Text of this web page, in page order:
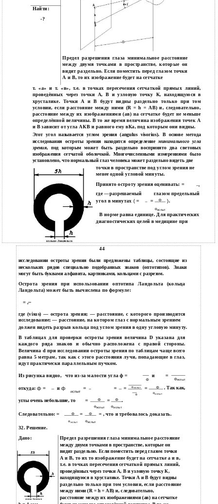
Найти:
-?
Предел разрешения глаза минимальное расстояние
между двумя точками в пространстве, которые он
видит раздельно. Если поместить перед глазом точки
А и В, то их изображение будет на сетчатке
т. «а» и т. «в», т.е. в точках пересечения сетчаткой прямых линий,
проведённых через точки А, В и узловую точку К, находящуюся в
хрусталике. Точки А и В будут видны раздельно только при том
условии, если расстояние между ними (R = h = АВ) и, следовательно,
расстояние между их изображениями (ав) на сетчатке будет не меньше
определённой величины. В то же время величина изображения точек А
и В зависит от угла АКВ и равного ему вКа, под которым они видны.
Этот угол называется углом зрения (angulus visorius). В основе метода
исследования остроты зрения находится определениеминимального угла
зрения, под которым может быть раздельно воспринято два световых
изображения сетчатой оболочкой. Многочисленными измерениями было
установлено, что нормальный глаз человека может раздельно видеть две
точки в пространстве под углом зрения не
менее одной угловой минуты.
Принято остроту зрения оценивать: = ,
где—разрешаемый глазом предельный
угол в минутах ( = = ф ).
фиспыт
В норме равна единице. Для практических
диагностических целей в медицине при
44
исследовании остроты зрения были предложены таблицы, состоящие из
нескольких рядов специально подобранных знаков (оптотипов). Знаки
могут быть буквами алфавита, картинками, кольцами с разрезом.
Острота зрения при использовании оптотипа Ландольта (кольца
Ландольта) может быть вычислена по формуле:
=,
где (visus) — острота зрения; — расстояние, с которого производится
исследование; — расстояние, на котором глаз с нормальным зрением
должен видеть разрыв кольца под углом зрения в одну угловую минуту.
В таблицах для проверки остроты зрения величина D указана для
каждого ряда знаков и обычно расположена с правой стороны.
Величина d при исследовании остроты зрения по таблицам чаще всего
равна 5 метрам, так как с этого расстояния лучи, попадающие в глаз,
идут практически параллельным пучком.
Из рисунка видно, что из-за малости угла ф = и =
ф фиспыт
откуда:ф = иф = = = фиспыт = ф . Так как,
испыт фиспыт
ф
углы очень небольшие, то = ф = ф .
фиспыт фиспыт
Следовательно:= ф = ф = , что и требовалось доказать.
фиспыт фиспыт
32. Решение.
Дано:
Предел разрешения глаза минимальное расстояние
между двумя точками в пространстве, которые он
видит раздельно. Если поместить перед глазом точки
А и В, то их то изображение будет на сетчатке а и в,
т.е. в точках пересечения сетчаткой прямых линий,
проведённых через точки А, В и узловую точку К,
находящуюся в хрусталике. Точки А и В будут видны
раздельно только при том условии, если расстояние
между ними (R = h = АВ) и, следовательно,
расстояние между их изображениями (ав) на сетчатке